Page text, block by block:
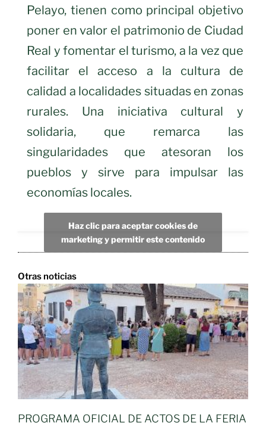
Pelayo, tienen como principal objetivo
poner en valor el patrimonio de Ciudad
Real y fomentar el turismo, a la vez que
facilitar el acceso a la cultura de
calidad a localidades situadas en zonas
rurales. Una iniciativa cultural y
solidaria, que remarca las
singularidades que atesoran los
pueblos y sirve para impulsar las
economías locales.
Haz clic para aceptar cookies de
marketing y permitir este contenido
Otras noticias
PROGRAMA OFICIAL DE ACTOS DE LA FERIA